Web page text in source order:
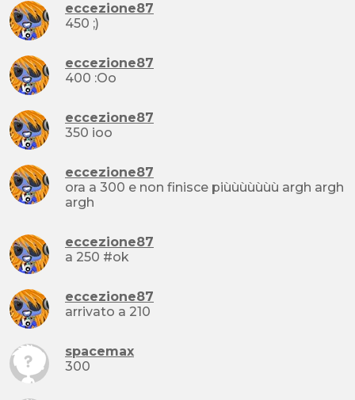
eccezione87
450 ;)
eccezione87
400 :Oo
eccezione87
350 ioo
eccezione87
ora a 300 e non finisce piùùùùùùù argh argh
argh
eccezione87
a 250 #ok
eccezione87
arrivato a 210
spacemax
300